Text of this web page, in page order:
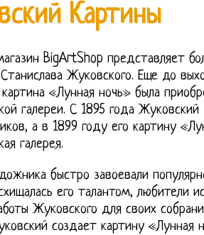
Картины
BigArtShop представляет
Жуковского. Еще до
картина «Лунная ночь» была
галереи. С 1895 года
а в 1899 году его картину
галерея.
быстро завоевали
его талантом, любители
Жуковского для своих
создает картину «Лунная